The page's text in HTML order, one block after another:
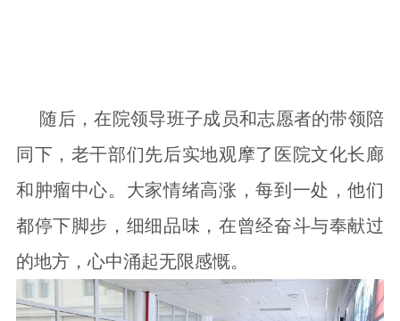
随后，在院领导班子成员和志愿者的带领陪
同下，老干部们先后实地观摩了医院文化长廊
和肿瘤中心。大家情绪高涨，每到一处，他们
都停下脚步，细细品味，在曾经奋斗与奉献过
的地方，心中涌起无限感慨。